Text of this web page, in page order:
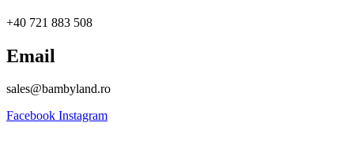
+40 721 883 508
Email
sales@bambyland.ro​
Facebook Instagram